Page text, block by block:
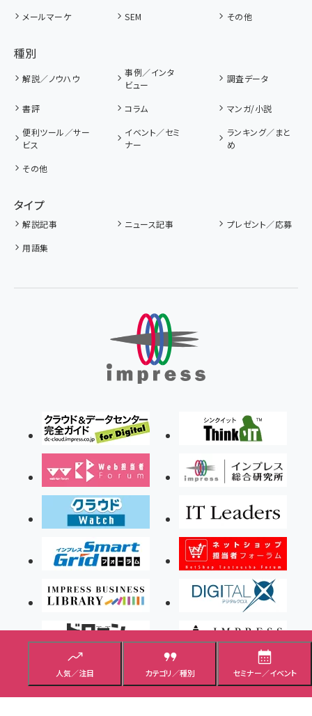
人気／注目 カテゴリ／種別 セミナー／イベント
メールマーケ
SEM その他
種別
解説／ノウハウ
事例／インタ
ビュー
調査データ
書評 コラム
マンガ/小説
便利ツール／サー
ビス
イベント／セミ
ナー
ランキング／まと
め
その他
タイプ
解説記事 ニュース記事
プレゼント／応募
用語集